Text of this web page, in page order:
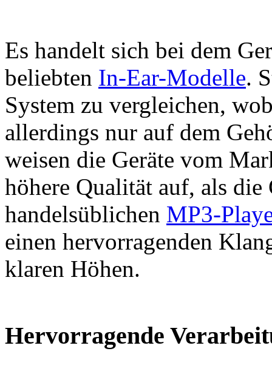
Es handelt sich bei dem
beliebten In-Ear-Modelle.
System zu vergleichen,
allerdings nur auf dem
weisen die Geräte vom
höhere Qualität auf, als die
handelsüblichen MP3-
einen hervorragenden
klaren Höhen.
Hervorragende